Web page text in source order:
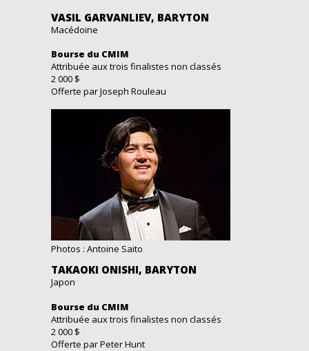
VASIL GARVANLIEV, BARYTON
Macédoine
Bourse du CMIM
Attribuée aux trois finalistes non classés
2 000 $
Offerte par Joseph Rouleau
Photos : Antoine Saito
TAKAOKI ONISHI, BARYTON
Japon
Bourse du CMIM
Attribuée aux trois finalistes non classés
2 000 $
Offerte par Peter Hunt